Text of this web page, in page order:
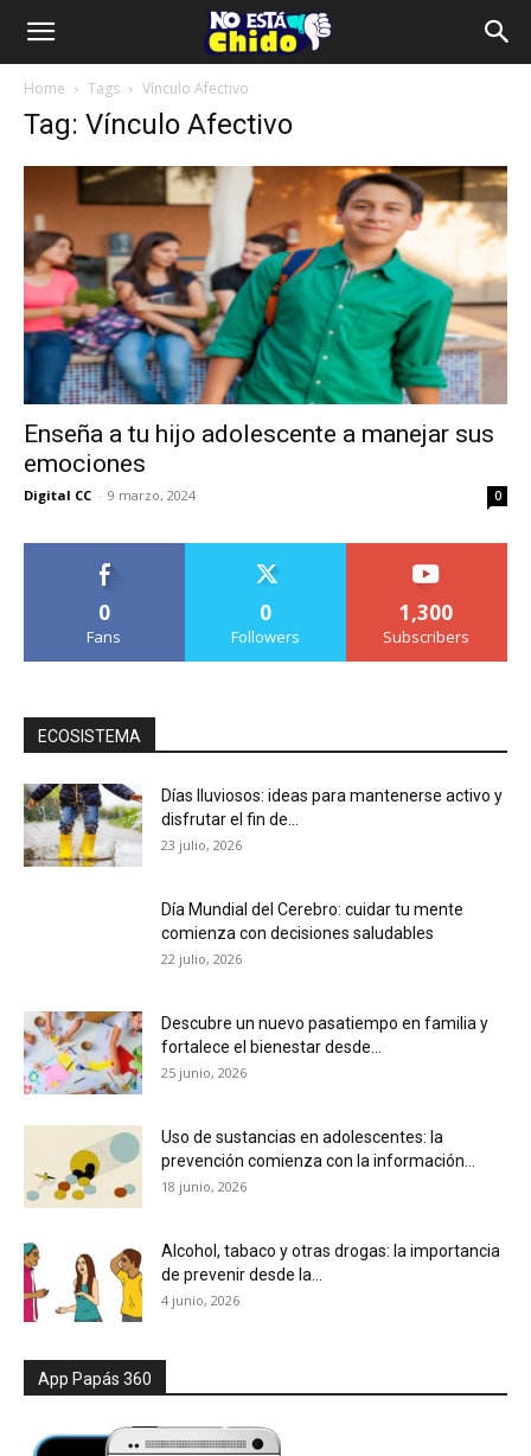
Home Tags Vínculo Afectivo
Tag: Vínculo Afectivo
Enseña a tu hijo adolescente a manejar sus
emociones
Digital CC - 9 marzo, 2024 0
0
Fans
0
Followers
1,300
Subscribers
ECOSISTEMA
Días lluviosos: ideas para mantenerse activo y
disfrutar el fin de...
23 julio, 2026
Día Mundial del Cerebro: cuidar tu mente
comienza con decisiones saludables
22 julio, 2026
Descubre un nuevo pasatiempo en familia y
fortalece el bienestar desde...
25 junio, 2026
Uso de sustancias en adolescentes: la
prevención comienza con la información...
18 junio, 2026
Alcohol, tabaco y otras drogas: la importancia
de prevenir desde la...
4 junio, 2026
App Papás 360